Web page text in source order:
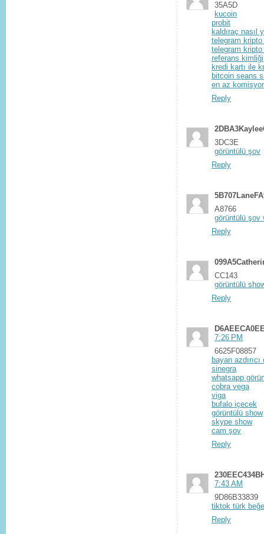
35A5D
kucoin
probit
kaldıraç nasıl
telegram kripto
telegram kripto
referans kimliği
kredi kartı ile
bitcoin seans
en az
Reply
3DC3E
görüntülü şov
Reply
A8766
görüntülü şov
Reply
CC143
görüntülü
Reply
7:26 PM
6625F08857
bayan
sinegra
whatsapp
cobra vega
viga
bufalo içecek
görüntülü show
skype show
cam şov
Reply
7:43 AM
9D86B33839
tiktok türk
Reply